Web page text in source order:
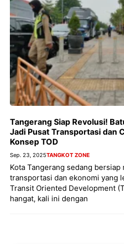
Tangerang Siap Revolusi!
Jadi Pusat Transportasi dan
Konsep TOD
Sep. 23, 2025TANGKOT ZONE
Kota Tangerang sedang
transportasi dan ekonomi yang
Transit Oriented Development
hangat, kali ini dengan